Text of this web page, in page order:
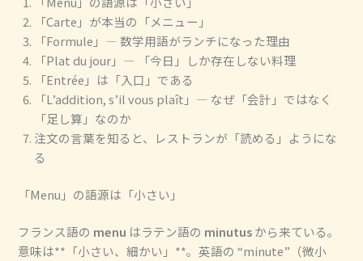
「Carte」が本当の「メニュー」
「Formule」― 数学用語がランチになった理由
「Plat du jour」― 「今日」しか存在しない料理
「Entrée」は「入口」である
「L’addition, s’il vous plaît」― なぜ「会計」ではなく
「足し算」なのか
注文の言葉を知ると、レストランが「読める」ようにな
る
「Menu」の語源は「小さい」
フランス語の menu はラテン語の minutusから来ている。
意味は**「小さい、細かい」**。英語の “minute”（微小